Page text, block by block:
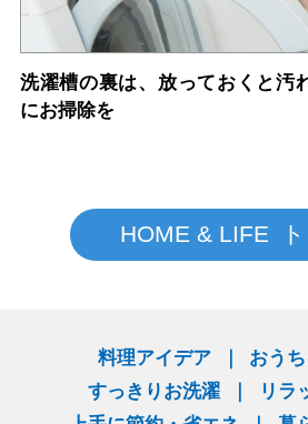
洗濯槽の裏は、放っておくと汚
にお掃除を
HOME & LIFE
料理アイデア
おう
すっきりお洗濯
リラ